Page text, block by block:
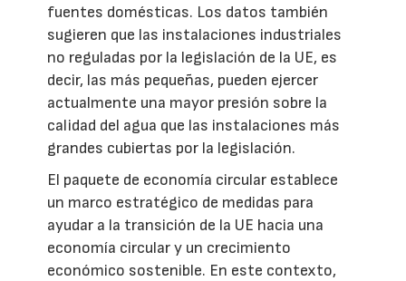
fuentes domésticas. Los datos también
sugieren que las instalaciones industriales
no reguladas por la legislación de la UE, es
decir, las más pequeñas, pueden ejercer
actualmente una mayor presión sobre la
calidad del agua que las instalaciones más
grandes cubiertas por la legislación.
El paquete de economía circular establece
un marco estratégico de medidas para
ayudar a la transición de la UE hacia una
economía circular y un crecimiento
económico sostenible. En este contexto,